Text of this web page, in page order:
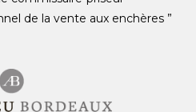
de la vente aux enchères ”